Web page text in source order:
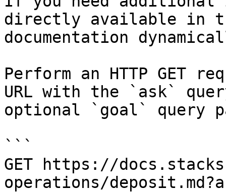
directly available in
documentation
Perform an HTTP GET
URL with the `ask`
optional `goal` query
```
GET https://
operations/